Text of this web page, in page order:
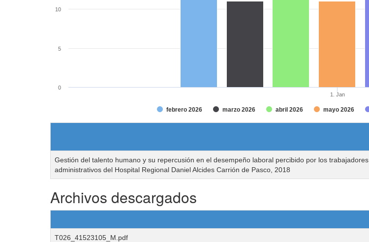
febrero 2026 marzo 2026 abril 2026 mayo 2026
1. Jan
0
5
10
Gestión del talento humano y su repercusión en el desempeño laboral percibido por los trabajadores
administrativos del Hospital Regional Daniel Alcides Carrión de Pasco, 2018
Archivos descargados
T026_41523105_M.pdf